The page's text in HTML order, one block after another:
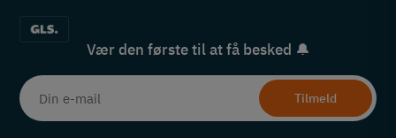
Vær den første til at få besked 🔔
Tilmeld